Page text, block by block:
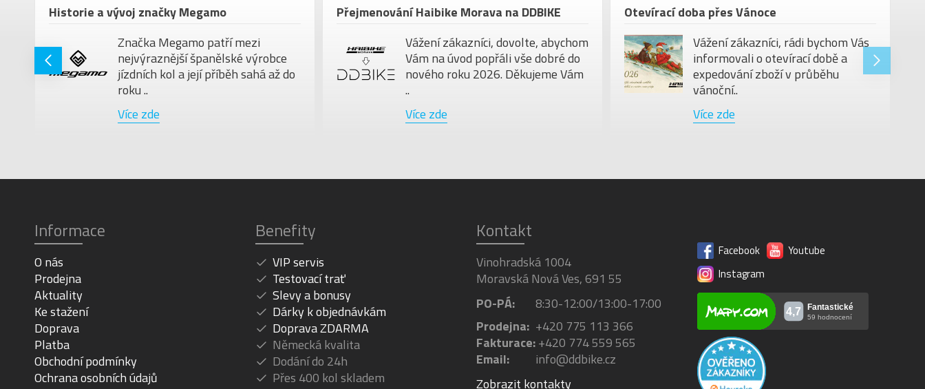
VELIKOST KOL
29"
Historie a vývoj značky Megamo
Značka Megamo patří mezi
nejvýraznější španělské výrobce
jízdních kol a její příběh sahá až do
roku ..
Více zde
Přejmenování Haibike Morava na DDBIKE
Vážení zákazníci, dovolte, abychom
Vám na úvod popřáli vše dobré do
nového roku 2026. Děkujeme Vám
..
Více zde
Otevírací doba přes Vánoce
Vážení zákazníci, rádi bychom Vás
informovali o otevírací době a
expedování zboží v průběhu
vánoční..
Více zde
Informace
O nás
Prodejna
Aktuality
Ke stažení
Doprava
Platba
Obchodní podmínky
Ochrana osobních údajů
Benefity
VIP servis
Testovací trať
Slevy a bonusy
Dárky k objednávkám
Doprava ZDARMA
Německá kvalita
Dodání do 24h
Přes 400 kol skladem
Kontakt
Vinohradská 1004
Moravská Nová Ves, 691 55
PO-PÁ:
8:30-12:00/13:00-17:00
Prodejna: +420 775 113 366
Fakturace:+420 774 559 565
Email:
info@ddbike.cz
Zobrazit kontakty
Facebook
Youtube
Instagram